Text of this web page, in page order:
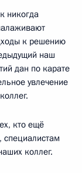
никогда
к решению
наш
дан по карате
увлечение
кто ещё
специалистам
коллег.